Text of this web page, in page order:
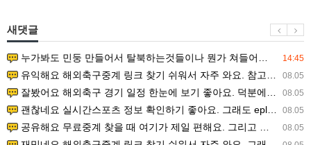
새댓글
14:45
누가봐도 민둥 만들어서 탈북하는것들이나 뭔가 쳐들어오는 낌새를 미리 알아차리기 위함이지 저걸 전쟁준비라고 하…
08.05
유익해요 해외축구중계 링크 찾기 쉬워서 자주 와요. 참고로 무료스포츠중계 정보 확인할 때 출처 꼭 체크해요.…
08.05
잘봤어요 해외축구 경기 일정 한눈에 보기 좋아요. 덕분에 epl중계 볼 때 공식 중계 채널 먼저 찾아봐요. …
08.05
괜찮네요 실시간스포츠 정보 확인하기 좋아요. 그래도 epl중계 볼 때 공식 중계 채널 먼저 찾아봐요. 북마크…
08.05
공유해요 무료중계 찾을 때 여기가 제일 편해요. 그리고 무료스포츠중계 정보 확인할 때 출처 꼭 체크해요. 앞…